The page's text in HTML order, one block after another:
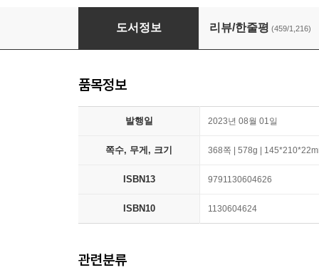
이토록 공부가 재미있어지는 순간
도서정보 리뷰/한줄평 (459/1,216)
품목정보
발행일 2023년 08월 01일
쪽수, 무게, 크기 368쪽 | 578g |
ISBN13 9791130604626
ISBN10 1130604624
관련분류